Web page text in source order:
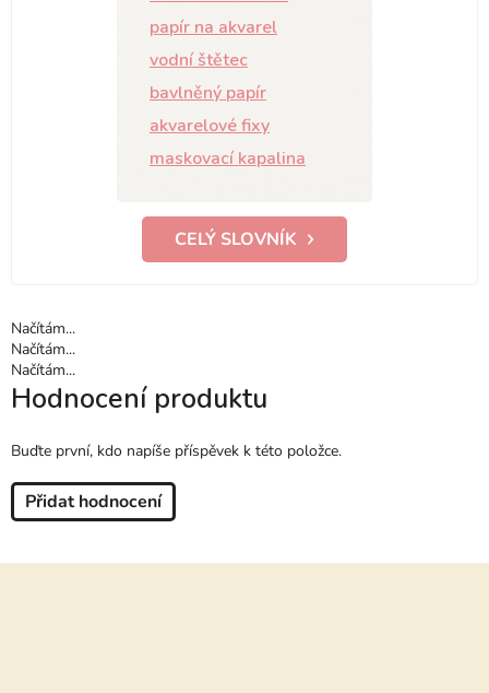
papír na akvarel
vodní štětec
bavlněný papír
akvarelové fixy
maskovací kapalina
CELÝ SLOVNÍK
Načítám...
Načítám...
Načítám...
Hodnocení produktu
Buďte první, kdo napíše příspěvek k této položce.
Přidat hodnocení